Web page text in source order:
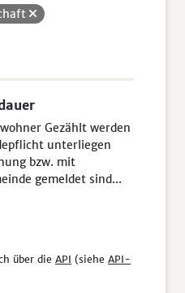
Gezählt werden
unterliegen
bzw. mit
gemeldet sind...
über die API (siehe API-